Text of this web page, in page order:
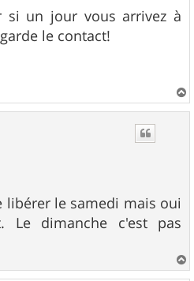
si un jour vous arrivez à
le contact!
a
libérer le samedi mais oui
Le dimanche c'est pas
a